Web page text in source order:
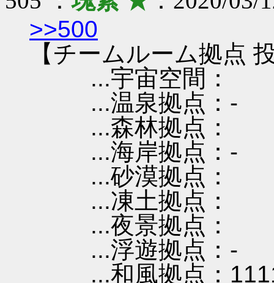
>>500
【チームルーム拠点
...宇宙空間：
...温泉拠点：-
...森林拠点：
...海岸拠点：-
...砂漠拠点：
...凍土拠点：
...夜景拠点：
...浮遊拠点：-
...和風拠点：